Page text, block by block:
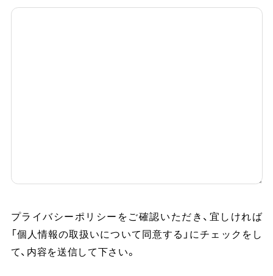
プライバシーポリシーをご確認いただき、 宜しければ
「個人情報の取扱いについて同意する」にチェックをし
て、内容を送信して下さい。